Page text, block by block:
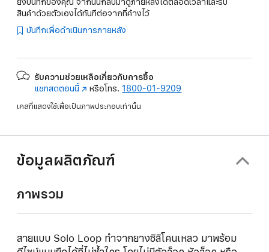
สินค้าด้วยตัวเองได้ทันทีต่อจากที่ค้างไว้
บันทึกเพื่อดำเนินการภายหลัง
รับความช่วยเหลือเกี่ยวกับการซื้อ
แชทสดตอนนี้(เปิด
หน้าต่าง
หรือโทร. 1800-01-9209
เคสที่แสดงใช้เพื่อเป็นภาพประกอบเท่านั้น
ข้อมูลผลิตภัณฑ์
ภาพรวม
สายแบบ Solo Loop ทำจากยางซิลิโคนเหลว มาพร้อม